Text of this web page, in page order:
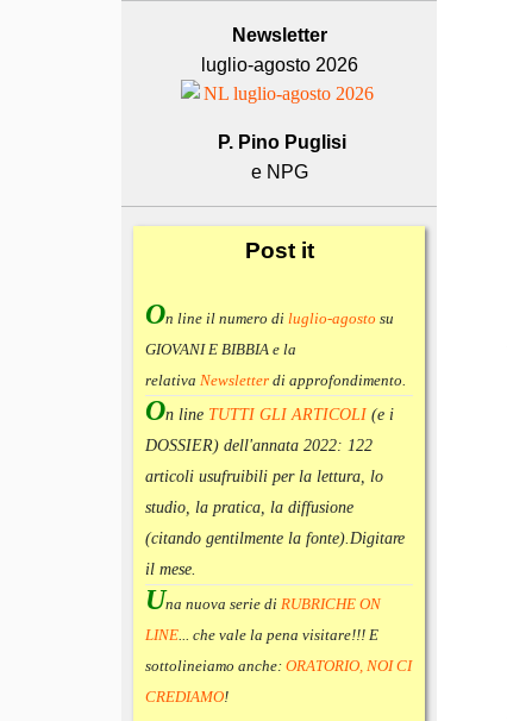
Newsletter
luglio-agosto 2026
P. Pino Puglisi
e NPG
Postit
On line il numero di luglio-agosto su
GIOVANI E BIBBIA e la
relativa Newsletter di approfondimento.
On line TUTTI GLI ARTICOLI (e i
DOSSIER) dell'annata 2022: 122
articoli usufruibili per la lettura, lo
studio, la pratica, la diffusione
(citando gentilmente la fonte).Digitare
il mese.
Una nuova serie di RUBRICHE ON
LINE... che vale la pena visitare!!! E
sottolineiamo anche: ORATORIO, NOI CI
CREDIAMO!